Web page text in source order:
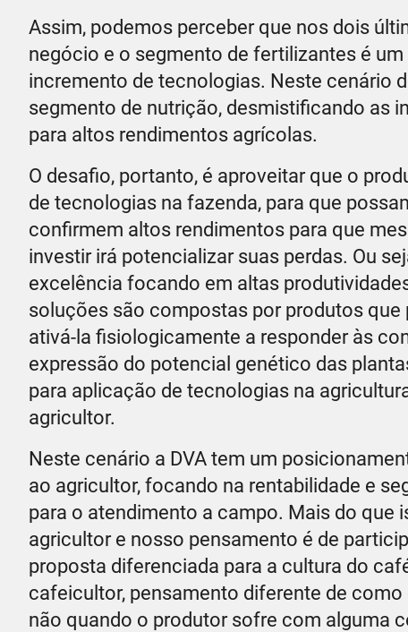
Assim, podemos perceber que nos dois
negócio e o segmento de fertilizantes é
incremento de tecnologias. Neste cenário
segmento de nutrição, desmistificando as
para altos rendimentos agrícolas.
O desafio, portanto, é aproveitar que o
de tecnologias na fazenda, para que
confirmem altos rendimentos para que
investir irá potencializar suas perdas. Ou
excelência focando em altas
soluções são compostas por produtos
ativá-la fisiologicamente a responder às
expressão do potencial genético das
para aplicação de tecnologias na
agricultor.
Neste cenário a DVA tem um
ao agricultor, focando na rentabilidade e
para o atendimento a campo. Mais do que
agricultor e nosso pensamento é de
proposta diferenciada para a cultura do
cafeicultor, pensamento diferente de
não quando o produtor sofre com alguma